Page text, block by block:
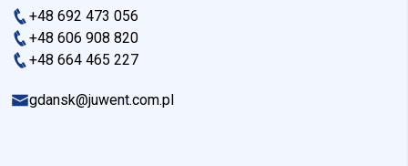
+48 692 473 056
+48 606 908 820
+48 664 465 227
gdansk@juwent.com.pl